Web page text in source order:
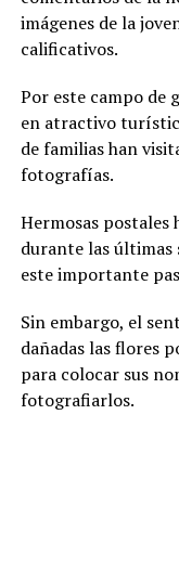
imágenes de la
calificativos.
Por este campo de
en atractivo
de familias han
fotografías.
Hermosas postales
durante las últimas
este importante
Sin embargo, el
dañadas las flores
para colocar sus
fotografiarlos.